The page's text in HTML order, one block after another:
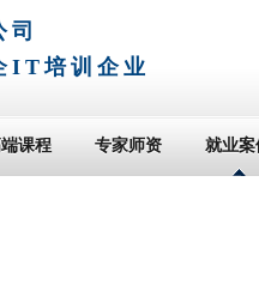
IT培训企业
课程 专家师资 就业案